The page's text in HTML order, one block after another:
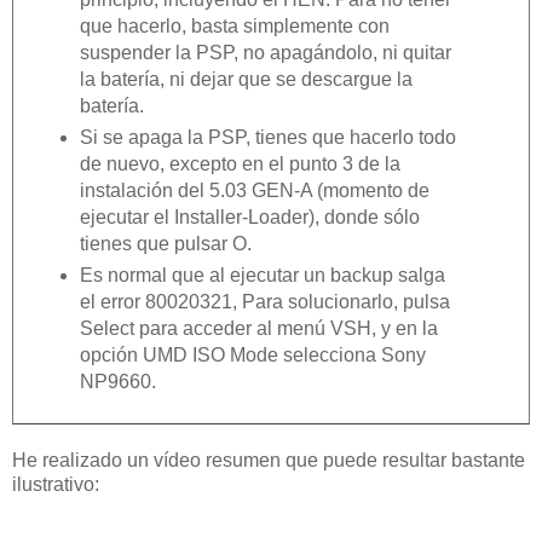
que hacerlo, basta simplemente con
suspender la PSP, no apagándolo, ni quitar
la batería, ni dejar que se descargue la
batería.
Si se apaga la PSP, tienes que hacerlo todo
de nuevo, excepto en el punto 3 de la
instalación del 5.03 GEN-A (momento de
ejecutar el Installer-Loader), donde sólo
tienes que pulsar O.
Es normal que al ejecutar un backup salga
el error 80020321, Para solucionarlo, pulsa
Select para acceder al menú VSH, y en la
opción UMD ISO Mode selecciona Sony
NP9660.
He realizado un vídeo resumen que puede resultar bastante
ilustrativo: